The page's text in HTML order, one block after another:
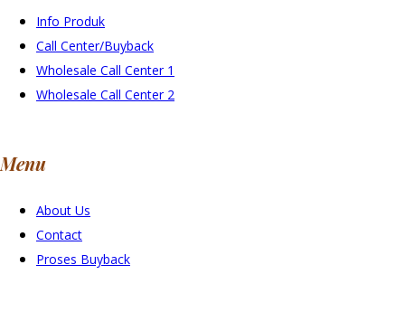
Info Produk
Call Center/Buyback
Wholesale Call Center 1
Wholesale Call Center 2
Menu
About Us
Contact
Proses Buyback